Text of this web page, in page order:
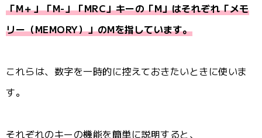
「M＋」「M-」「MRC」キーの「M」はそれぞれ「メモ
リー（MEMORY）」のMを指しています。
これらは、数字を一時的に控えておきたいときに使いま
す。
それぞれのキーの機能を簡単に説明すると、